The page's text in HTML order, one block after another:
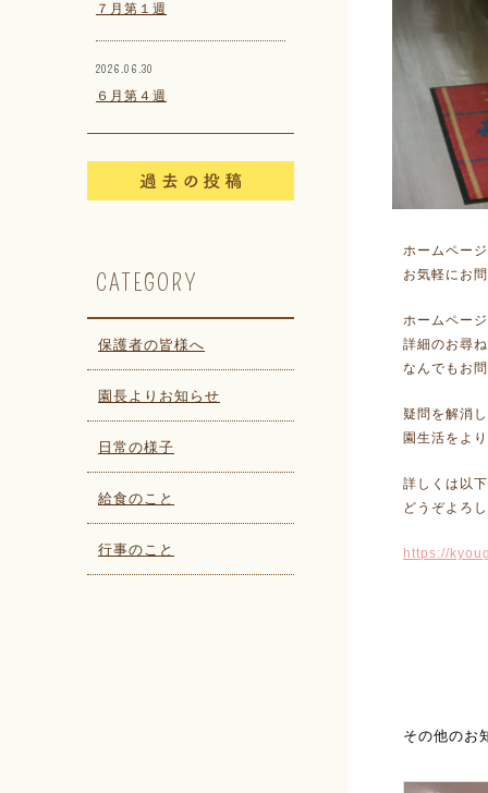
７月第１週
2026.06.30
６月第４週
CATEGORY
保護者の皆様へ
園長よりお知らせ
日常の様子
給食のこと
行事のこと
ホームペー
お気軽にお
ホームペー
詳細のお尋
なんでもお
疑問を解消
園生活をよ
詳しくは以
どうぞよろ
https://
その他のお